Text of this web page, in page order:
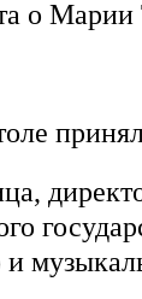
о Марии
и